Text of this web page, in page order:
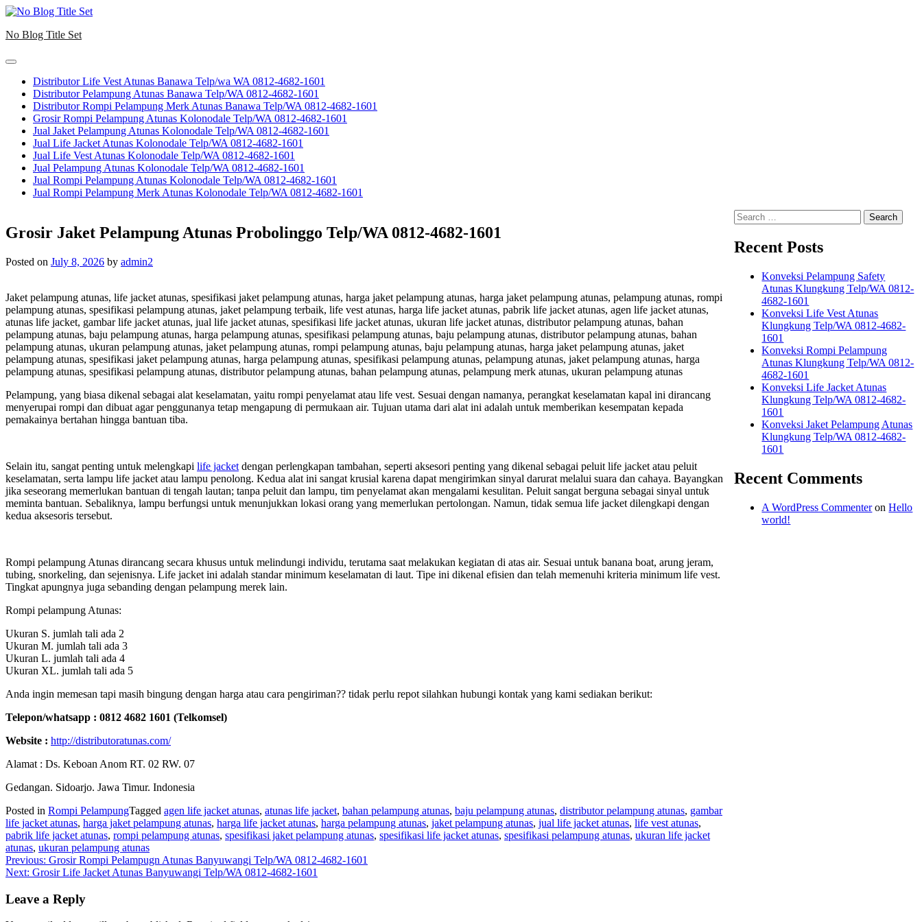
Skip
content
No Blog Title Set
Distributor Life Vest Atunas Banawa Telp/wa WA 0812-4682-1601
Distributor Pelampung Atunas Banawa Telp/WA 0812-4682-1601
Distributor Rompi Pelampung Merk Atunas Banawa Telp/WA 0812-4682-1601
Grosir Rompi Pelampung Atunas Kolonodale Telp/WA 0812-4682-1601
Jual Jaket Pelampung Atunas Kolonodale Telp/WA 0812-4682-1601
Jual Life Jacket Atunas Kolonodale Telp/WA 0812-4682-1601
Jual Life Vest Atunas Kolonodale Telp/WA 0812-4682-1601
Jual Pelampung Atunas Kolonodale Telp/WA 0812-4682-1601
Jual Rompi Pelampung Atunas Kolonodale Telp/WA 0812-4682-1601
Jual Rompi Pelampung Merk Atunas Kolonodale Telp/WA 0812-4682-1601
Grosir Jaket Pelampung Atunas Probolinggo Telp/WA 0812-4682-1601
Posted on July 8, 2026 by admin2
Jaket pelampung atunas, life jacket atunas, spesifikasi jaket pelampung atunas, harga jaket pelampung atunas, harga jaket pelampung atunas, pelampung atunas, rompi
pelampung atunas, spesifikasi pelampung atunas, jaket pelampung terbaik, life vest atunas, harga life jacket atunas, pabrik life jacket atunas, agen life jacket atunas,
atunas life jacket, gambar life jacket atunas, jual life jacket atunas, spesifikasi life jacket atunas, ukuran life jacket atunas, distributor pelampung atunas, bahan
pelampung atunas, baju pelampung atunas, harga pelampung atunas, spesifikasi pelampung atunas, baju pelampung atunas, distributor pelampung atunas, bahan
pelampung atunas, ukuran pelampung atunas, jaket pelampung atunas, rompi pelampung atunas, baju pelampung atunas, harga jaket pelampung atunas, jaket
pelampung atunas, spesifikasi jaket pelampung atunas, harga pelampung atunas, spesifikasi pelampung atunas, pelampung atunas, jaket pelampung atunas, harga
pelampung atunas, spesifikasi pelampung atunas, distributor pelampung atunas, bahan pelampung atunas, pelampung merk atunas, ukuran pelampung atunas
Pelampung, yang biasa dikenal sebagai alat keselamatan, yaitu rompi penyelamat atau life vest. Sesuai dengan namanya, perangkat keselamatan kapal ini dirancang
menyerupai rompi dan dibuat agar penggunanya tetap mengapung di permukaan air. Tujuan utama dari alat ini adalah untuk memberikan kesempatan kepada
pemakainya bertahan hingga bantuan tiba.
Selain itu, sangat penting untuk melengkapi life jacket dengan perlengkapan tambahan, seperti aksesori penting yang dikenal sebagai peluit life jacket atau peluit
keselamatan, serta lampu life jacket atau lampu penolong. Kedua alat ini sangat krusial karena dapat mengirimkan sinyal darurat melalui suara dan cahaya. Bayangkan
jika seseorang memerlukan bantuan di tengah lautan; tanpa peluit dan lampu, tim penyelamat akan mengalami kesulitan. Peluit sangat berguna sebagai sinyal untuk
meminta bantuan. Sebaliknya, lampu berfungsi untuk menunjukkan lokasi orang yang memerlukan pertolongan. Namun, tidak semua life jacket dilengkapi dengan
kedua aksesoris tersebut.
Rompi pelampung Atunas dirancang secara khusus untuk melindungi individu, terutama saat melakukan kegiatan di atas air. Sesuai untuk banana boat, arung jeram,
tubing, snorkeling, dan sejenisnya. Life jacket ini adalah standar minimum keselamatan di laut. Tipe ini dikenal efisien dan telah memenuhi kriteria minimum life vest.
Tingkat apungnya juga sebanding dengan pelampung merek lain.
Rompi pelampung Atunas:
Ukuran S. jumlah tali ada 2
Ukuran M. jumlah tali ada 3
Ukuran L. jumlah tali ada 4
Ukuran XL. jumlah tali ada 5
Anda ingin memesan tapi masih bingung dengan harga atau cara pengiriman?? tidak perlu repot silahkan hubungi kontak yang kami sediakan berikut:
Telepon/whatsapp : 0812 4682 1601 (Telkomsel)
Website : http://distributoratunas.com/
Alamat : Ds. Keboan Anom RT. 02 RW. 07
Gedangan. Sidoarjo. Jawa Timur. Indonesia
Posted in Rompi PelampungTagged agen life jacket atunas, atunas life jacket, bahan pelampung atunas, baju pelampung atunas, distributor pelampung atunas, gambar
life jacket atunas, harga jaket pelampung atunas, harga life jacket atunas, harga pelampung atunas, jaket pelampung atunas, jual life jacket atunas, life vest atunas,
pabrik life jacket atunas, rompi pelampung atunas, spesifikasi jaket pelampung atunas, spesifikasi life jacket atunas, spesifikasi pelampung atunas, ukuran life jacket
atunas, ukuran pelampung atunas
Post
navigation
Previous: Grosir Rompi Pelampugn Atunas Banyuwangi Telp/WA 0812-4682-1601
Next: Grosir Life Jacket Atunas Banyuwangi Telp/WA 0812-4682-1601
Leave a Reply
Search
for:
Recent Posts
Konveksi Pelampung Safety
Atunas Klungkung Telp/WA 0812-
4682-1601
Konveksi Life Vest Atunas
Klungkung Telp/WA 0812-4682-
1601
Konveksi Rompi Pelampung
Atunas Klungkung Telp/WA 0812-
4682-1601
Konveksi Life Jacket Atunas
Klungkung Telp/WA 0812-4682-
1601
Konveksi Jaket Pelampung Atunas
Klungkung Telp/WA 0812-4682-
1601
Recent Comments
A WordPress CommenteronHello
world!